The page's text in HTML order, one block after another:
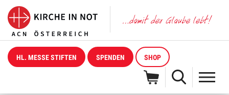
HL. MESSE STIFTEN SPENDEN SHOP